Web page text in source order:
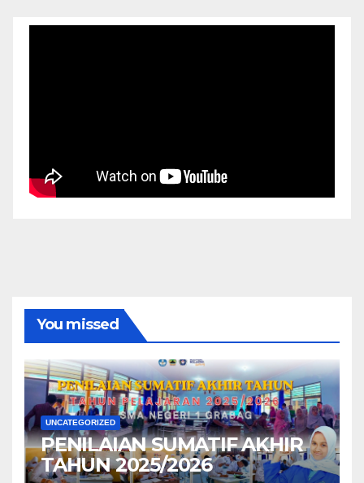
You missed
UNCATEGORIZED
PENILAIAN SUMATIF AKHIR
TAHUN 2025/2026